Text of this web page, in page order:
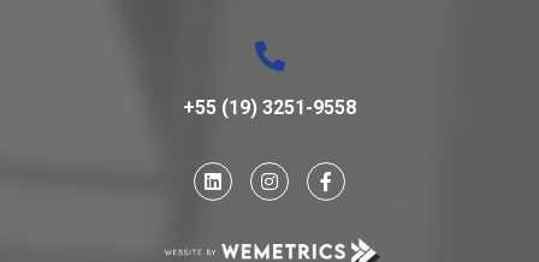
+55 (19) 3251-9558